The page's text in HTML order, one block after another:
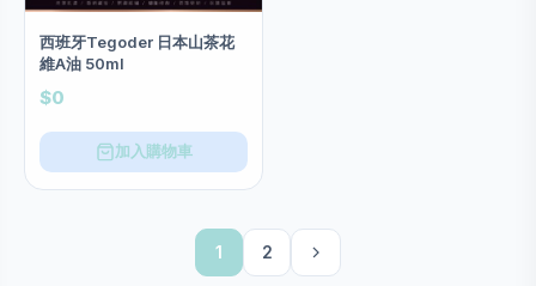
西班牙Tegoder 日本山茶花
維A油 50ml
$0
加入購物車
1 2